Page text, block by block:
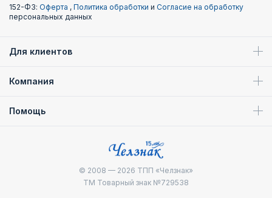
152-ФЗ: Оферта , Политика обработки и Согласие на обработку
персональных данных
Для клиентов
Компания
Помощь
© 2008 — 2026 ТПП «Челзнак»
ТМ Товарный знак №729538